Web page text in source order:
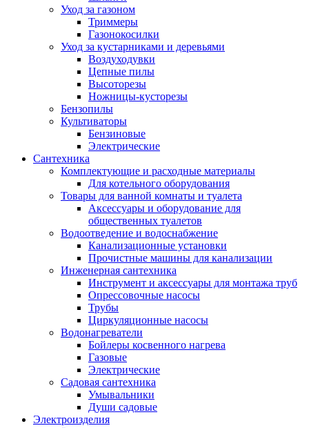
Уход за газоном
Триммеры
Газонокосилки
Уход за кустарниками и деревьями
Воздуходувки
Цепные пилы
Высоторезы
Ножницы-кусторезы
Бензопилы
Культиваторы
Бензиновые
Электрические
Сантехника
Комплектующие и расходные материалы
Для котельного оборудования
Товары для ванной комнаты и туалета
Аксессуары и оборудование для
общественных туалетов
Водоотведение и водоснабжение
Канализационные установки
Прочистные машины для канализации
Инженерная сантехника
Инструмент и аксессуары для монтажа труб
Опрессовочные насосы
Трубы
Циркуляционные насосы
Водонагреватели
Бойлеры косвенного нагрева
Газовые
Электрические
Садовая сантехника
Умывальники
Души садовые
Электроизделия